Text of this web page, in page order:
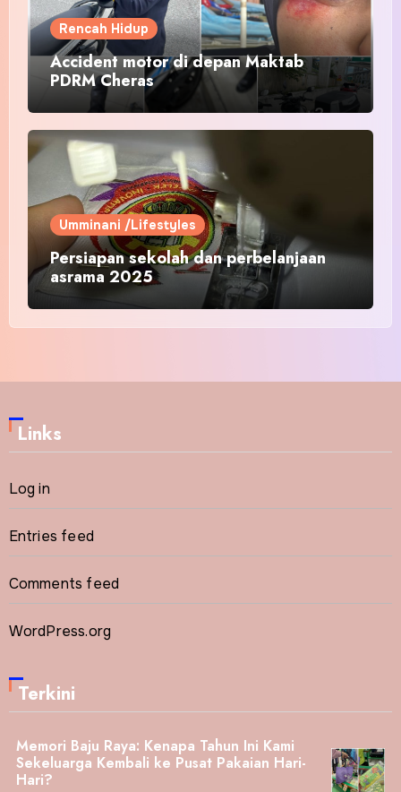
Rencah Hidup
Accident motor di depan Maktab
PDRM Cheras
Umminani /Lifestyles
Persiapan sekolah dan perbelanjaan
asrama 2025
Links
Log in
Entries feed
Comments feed
WordPress.org
Terkini
Memori Baju Raya: Kenapa Tahun Ini Kami
Sekeluarga Kembali ke Pusat Pakaian Hari-
Hari?